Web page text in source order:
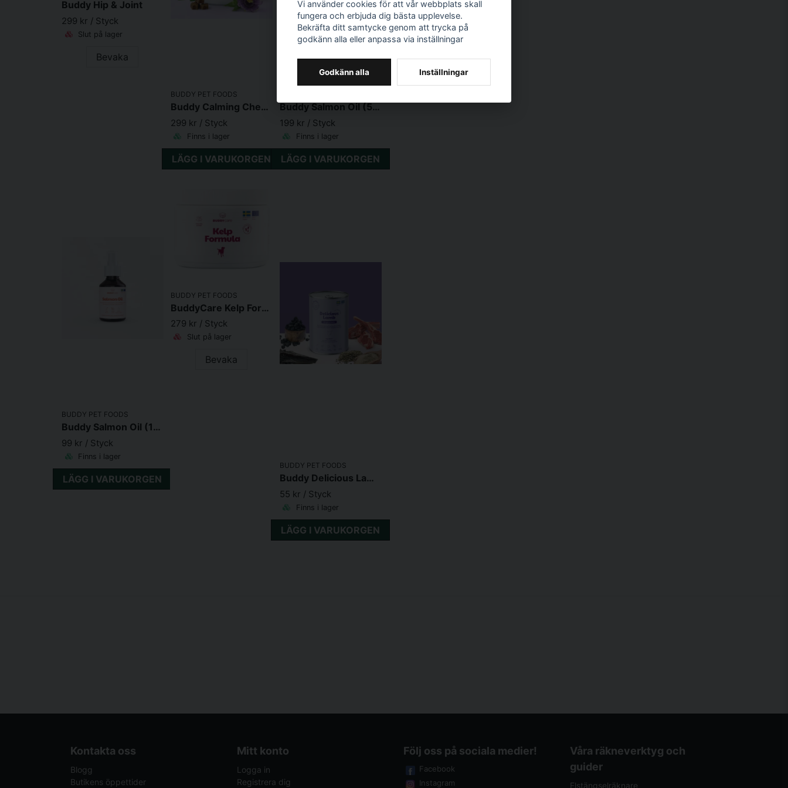
Buddy Hip & Joint
299 kr / Styck
Slut på lager
Bevaka
BUDDY PET FOODS
Buddy Calming Chews
299 kr / Styck
Finns i lager
LÄGG I VARUKORGEN
Buddy Salmon Oil (500ml)
199 kr / Styck
Finns i lager
LÄGG I VARUKORGEN
BUDDY PET FOODS
Buddy Salmon Oil (100 ml)
99 kr / Styck
Finns i lager
LÄGG I VARUKORGEN
BUDDY PET FOODS
BuddyCare Kelp Formula 250g
279 kr / Styck
Slut på lager
Bevaka
BUDDY PET FOODS
Buddy Delicious Lamb 400g
55 kr / Styck
Finns i lager
LÄGG I VARUKORGEN
Kontakta oss
Blogg
Butikens öppettider
Mitt konto
Logga in
Registrera dig
Följ oss på sociala medier!
Facebook
Instagram
Våra räkneverktyg och
guider
Elstängselräknare
Vi använder cookies för att vår webbplats skall
fungera och erbjuda dig bästa upplevelse.
Bekräfta ditt samtycke genom att trycka på
godkänn alla eller anpassa via inställningar
Godkänn alla Inställningar